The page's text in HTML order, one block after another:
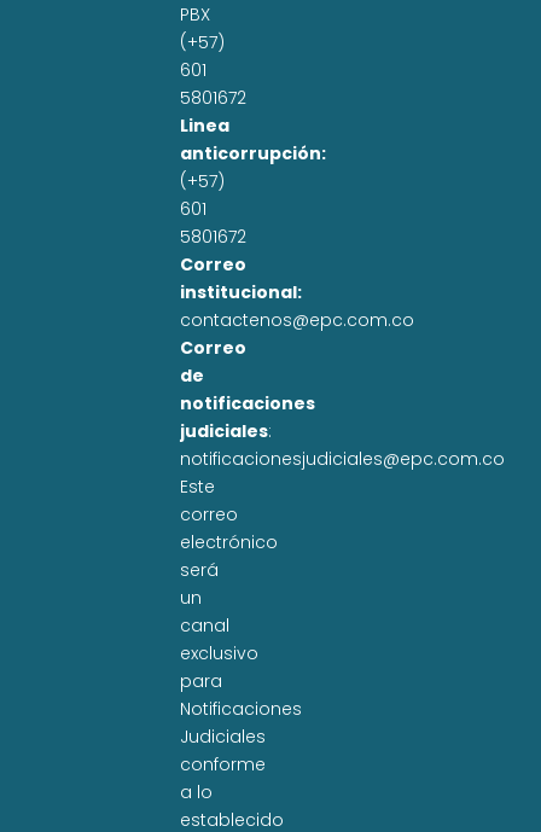
PBX
(+57)
601
5801672
Linea
anticorrupción:
(+57)
601
5801672
Correo
institucional:
contactenos@epc.com.co
Correo
de
notificaciones
judiciales:
notificacionesjudiciales@epc.com.co
Este
correo
electrónico
será
un
canal
exclusivo
para
Notificaciones
Judiciales
conforme
a lo
establecido